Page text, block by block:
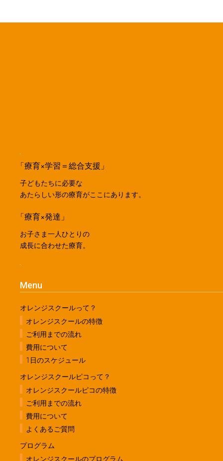
お子さま一人ひとりの
成長に合わせた療育。
Menu
オレンジスクールって？
費用について
1日のスケジュール
オレンジスクールピコって？
オレンジスクールピコの特徴
ご利用までの流れ
費用について
よくあるご質問
プログラム
オレンジスクールのプログラム
オレンジスクールピコのプログラム
教室を見る
東戸塚教室
東戸塚第２教室